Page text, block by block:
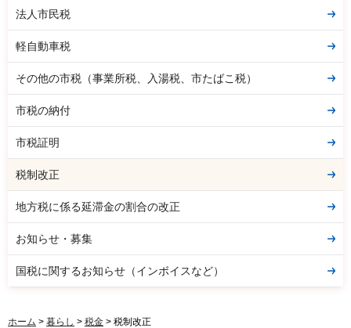
法人市民税
軽自動車税
その他の市税（事業所税、入湯税、市たばこ税）
市税の納付
市税証明
税制改正
地方税に係る延滞金の割合の改正
お知らせ・募集
国税に関するお知らせ（インボイスなど）
ホーム > 暮らし > 税金 > 税制改正